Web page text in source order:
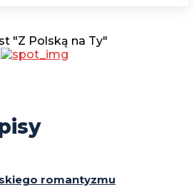
"Z Polską na Ty"
romantyzmu